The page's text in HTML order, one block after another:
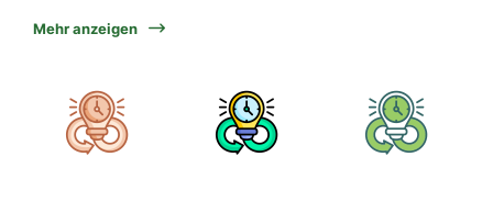
Mehr anzeigen